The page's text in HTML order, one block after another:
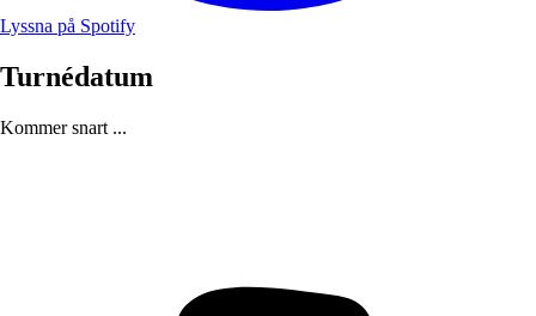
Lyssna på Spotify
Turnédatum
Kommer snart ...